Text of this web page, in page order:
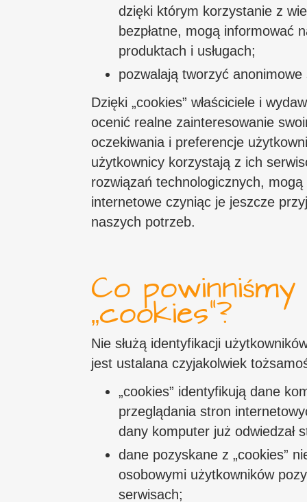
dzięki którym korzystanie z
bezpłatne, mogą informować
produktach i usługach;
pozwalają tworzyć
Dzięki „cookies” właściciele i
ocenić realne zainteresowanie
oczekiwania i preferencje
użytkownicy korzystają z ich
rozwiązań technologicznych,
internetowe czyniąc je jeszcze
naszych potrzeb.
Co
„cookies”?
Nie służą identyfikacji
jest ustalana czyjakolwiek
„cookies” identyfikują dane
przeglądania stron
dany komputer już odwiedzał
dane pozyskane z „cookies”
osobowymi użytkowników
serwisach;